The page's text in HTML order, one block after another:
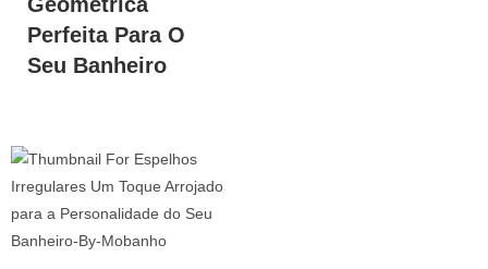
Perfeita Para O
Seu Banheiro